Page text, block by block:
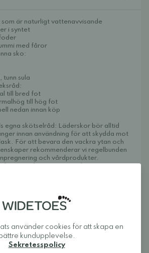
är naturligt vattenavvisande
i syntet
med fåror
sko:
tunn sula
till bred fot
till hög fot
nedan innan köp
egna skötselråd: Läderskor bör alltid
innan användning för att skydda mot
För att bevara den vackra ytan och
rekommenderar vi regelbunden
och vårdprodukter.
använder cookies för att skapa en
bättre kundupplevelse.
Sekretesspolicy